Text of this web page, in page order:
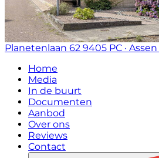
Planetenlaan 62 9405 PC · Assen
Home
Media
In de buurt
Documenten
Aanbod
Over ons
Reviews
Contact